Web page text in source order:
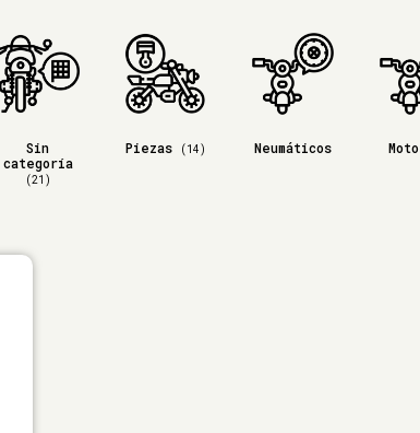
Sin
categoría
(21)
Piezas (14) Neumáticos